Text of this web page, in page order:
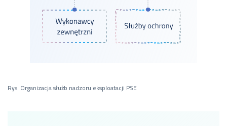
Rys. Organizacja służb nadzoru eksploatacji PSE